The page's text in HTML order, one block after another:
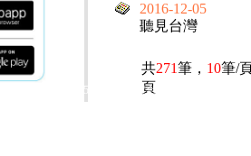
2016-12-05
聽見台灣
共271筆， 10筆/
頁
電話：(02)2369-9050
佳音電台地址：